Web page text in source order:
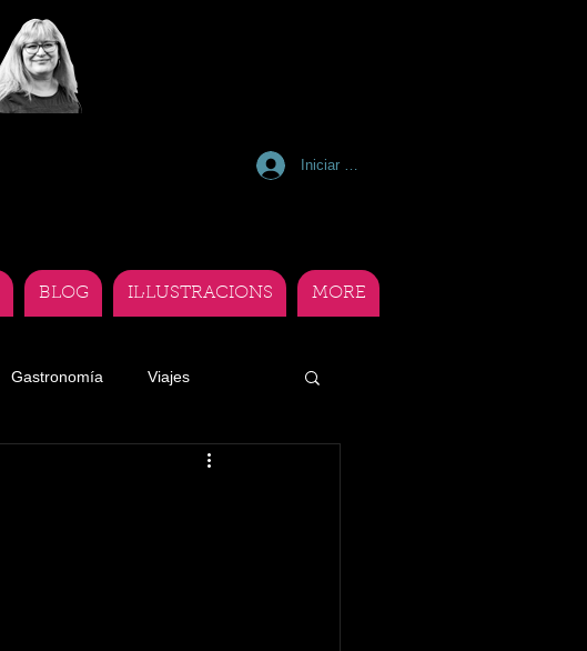
Iniciar sesión
BLOG IL·LUSTRACIONS MORE
Gastronomía Viajes